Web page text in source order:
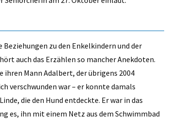
zu den Enkelkindern und der
auch das Erzählen so mancher Anekdoten.
ihren Mann Adalbert, der übrigens 2004
verschwunden war – er konnte damals
die den Hund entdeckte. Er war in das
es, ihn mit einem Netz aus dem Schwimmbad